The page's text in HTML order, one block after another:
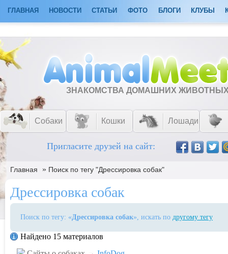
ГЛАВНАЯ НОВОСТИ СТАТЬИ ФОТО БЛОГИ КЛУБЫ
ЗНАКОМСТВА ДОМАШНИХ
Собаки Кошки Лошади
Пригласите друзей на сайт:
Главная » Поиск по тегу "Дрессировка собак"
Дрессировка собак
Поиск по тегу: «Дрессировка собак», искать по другому тегу
Найдено 15 материалов